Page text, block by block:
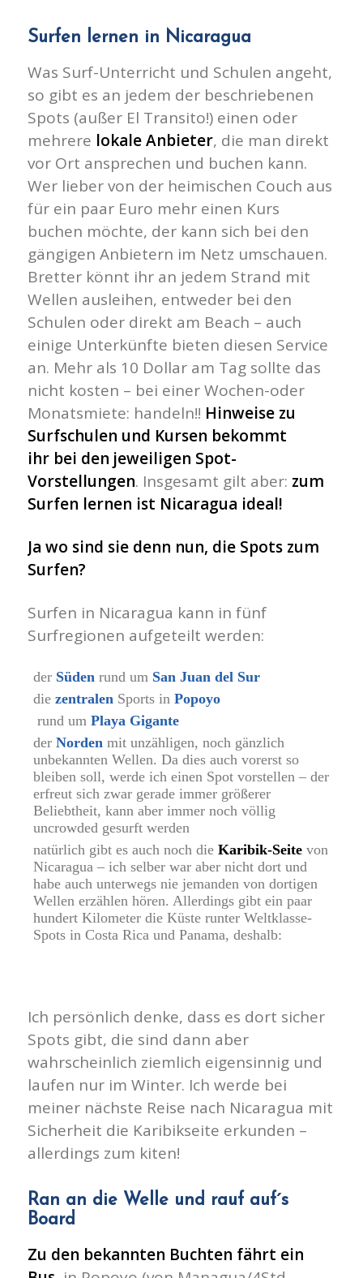
Surfen lernen in Nicaragua
Was Surf-Unterricht und Schulen angeht,
so gibt es an jedem der beschriebenen
Spots (außer El Transito!) einen oder
mehrere lokale Anbieter, die man direkt
vor Ort ansprechen und buchen kann.
Wer lieber von der heimischen Couch aus
für ein paar Euro mehr einen Kurs
buchen möchte, der kann sich bei den
gängigen Anbietern im Netz umschauen.
Bretter könnt ihr an jedem Strand mit
Wellen ausleihen, entweder bei den
Schulen oder direkt am Beach – auch
einige Unterkünfte bieten diesen Service
an. Mehr als 10 Dollar am Tag sollte das
nicht kosten – bei einer Wochen-oder
Monatsmiete: handeln!! Hinweise zu
Surfschulen und Kursen bekommt
ihr bei den jeweiligen Spot-
Vorstellungen. Insgesamt gilt aber: zum
Surfen lernen ist Nicaragua ideal!
Ja wo sind sie denn nun, die Spots zum
Surfen?
Surfen in Nicaragua kann in fünf
Surfregionen aufgeteilt werden:
der Südenrund um San Juan del Sur
die zentralenSports in Popoyo
rund um Playa Gigante
der Nordenmit unzähligen, noch gänzlich
unbekannten Wellen. Da dies auch vorerst so
bleiben soll, werde ich einen Spot vorstellen – der
erfreut sich zwar gerade immer größerer
Beliebtheit, kann aber immer noch völlig
uncrowded gesurft werden
natürlich gibt es auch noch die Karibik-Seitevon
Nicaragua – ich selber war aber nicht dort und
habe auch unterwegs nie jemanden von dortigen
Wellen erzählen hören. Allerdings gibt ein paar
hundert Kilometer die Küste runter Weltklasse-
Spots in Costa Rica und Panama, deshalb:
Ich persönlich denke, dass es dort sicher
Spots gibt, die sind dann aber
wahrscheinlich ziemlich eigensinnig und
laufen nur im Winter. Ich werde bei
meiner nächste Reise nach Nicaragua mit
Sicherheit die Karibikseite erkunden –
allerdings zum kiten!
Ran an die Welle und rauf auf´s
Board
Zu den bekannten Buchten fährt ein